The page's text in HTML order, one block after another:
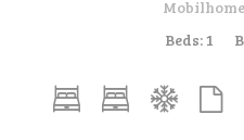
Beds:1